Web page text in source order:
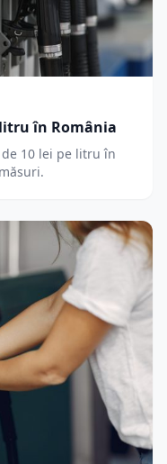
în România
10 lei pe litru în